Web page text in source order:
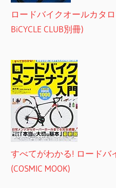
ロードバイクオールカタ
BiCYCLE CLUB別冊)
すべてがわかる! ロードバ
(COSMIC MOOK)